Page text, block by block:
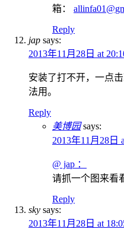
箱：
Reply
jap says:
2013年11月28日 at
安装了打不开，一点
法用。
Reply
美博园 says:
2013年11月28日
@ jap ：
请抓一个图来看
Reply
sky says:
2013年11月28日 at